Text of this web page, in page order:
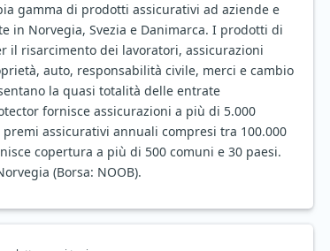
gamma di prodotti assicurativi ad aziende e
in Norvegia, Svezia e Danimarca. I prodotti di
il risarcimento dei lavoratori, assicurazioni
auto, responsabilità civile, merci e cambio
la quasi totalità delle entrate
fornisce assicurazioni a più di 5.000
assicurativi annuali compresi tra 100.000
copertura a più di 500 comuni e 30 paesi.
(Borsa: NOOB).